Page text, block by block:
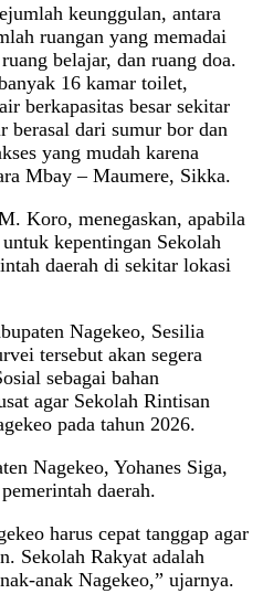
keunggulan, antara
ruangan yang memadai
belajar, dan ruang doa.
16 kamar toilet,
berkapasitas besar sekitar
berasal dari sumur bor dan
yang mudah karena
Mbay – Maumere, Sikka.
Koro, menegaskan, apabila
kepentingan Sekolah
daerah di sekitar lokasi
Nagekeo, Sesilia
tersebut akan segera
sebagai bahan
agar Sekolah Rintisan
pada tahun 2026.
Nagekeo, Yohanes Siga,
daerah.
harus cepat tanggap agar
Sekolah Rakyat adalah
anak Nagekeo,” ujarnya.